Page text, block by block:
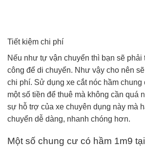
Tiết kiệm chi phí
Nếu như tự vận chuyển thì bạn sẽ phải
công để di chuyển. Như vậy cho nên
chi phí. Sử dụng xe cắt nóc hầm
một số tiền để thuê mà không cần quá
sự hỗ trợ của xe chuyên dụng này mà
chuyển dễ dàng, nhanh chóng hơn.
Một số chung cư có hầm 1m9